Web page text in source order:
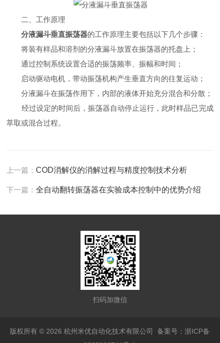
二、工作原理
分液漏斗垂直振荡器的工作原理主要包括以下几个步骤：
将装有样品和溶剂的分液漏斗放置在振荡器的托盘上；
通过控制系统设置合适的振荡频率、振幅和时间；
启动驱动电机，带动振荡机构产生垂直方向的往复运动；
分液漏斗在振荡作用下，内部的液体开始充分混合和分散；
经过设定的时间后，振荡器自动停止运行，此时样品已完成
萃取或混合过程。
上一篇：COD消解仪的消解过程与精度控制技术分析
下一篇：全自动翻转振荡器在实验成本控制中的优势介绍
扫码加微信
版权所有 © 2026 杭州米优自动化技术有限公司备案号：浙ICP备